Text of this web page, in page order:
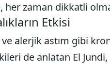
zaman dikkatli
Etkisi
alerjik astım gibi
de anlatan El